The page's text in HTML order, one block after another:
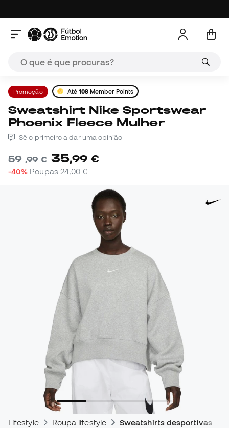
Promoção Até 108 Member Points
Sweatshirt Nike Sportswear
Phoenix Fleece Mulher
Sê o primeiro a dar uma opinião
59,99 € 35,99 €
-40% Poupas 24,00 €
Lifestyle Roupa lifestyle Sweatshirts desportivas